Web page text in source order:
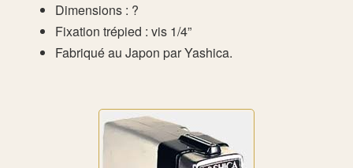
Dimensions : ?
Fixation trépied : vis 1/4”
Fabriqué au Japon par Yashica.